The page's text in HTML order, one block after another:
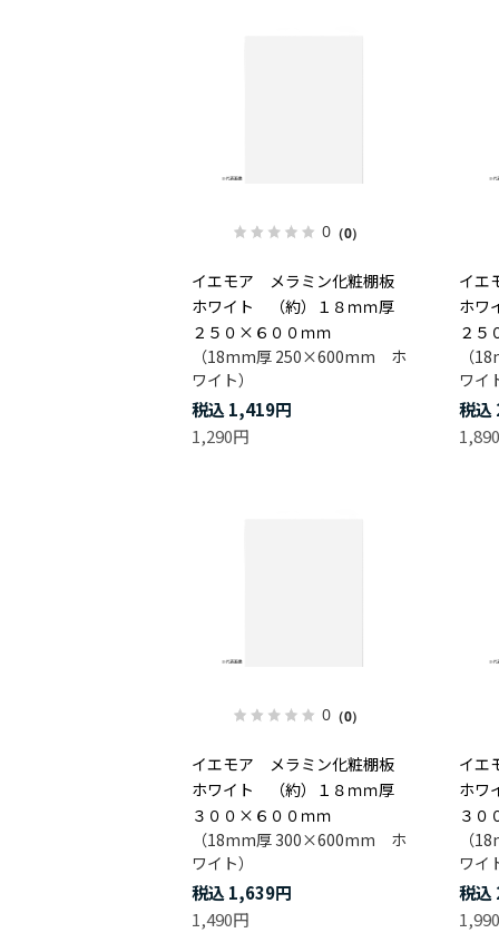
0（0）
イエモア メラミン化粧棚板
ホワイト （約）１８ｍｍ厚
２５０×６００ｍｍ
（18mm厚 250×600mm ホ
ワイト）
1,419円
1,290円
イ
ホ
２５
（
ワイ
0（0）
イエモア メラミン化粧棚板
ホワイト （約）１８ｍｍ厚
３００×６００ｍｍ
（18mm厚 300×600mm ホ
ワイト）
1,639円
1,490円
イ
ホ
３０
（
ワイ